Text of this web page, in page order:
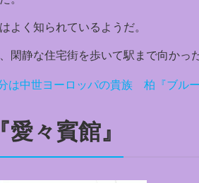
よく知られているようだ。
閑静な住宅街を歩いて駅まで向かっ
は中世ヨーロッパの貴族 柏『ブル
愛々賓館』